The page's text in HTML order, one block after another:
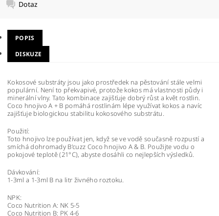
Dotaz
POPIS
DISKUZE
Kokosové substráty jsou jako prostředek na pěstování stále velmi
populární. Není to překvapivé, protože kokos má vlastnosti půdy i
minerální vlny. Tato kombinace zajišťuje dobrý růst a květ rostlin.
Coco hnojivo A + B pomáhá rostlinám lépe využívat kokos a navíc
zajišťuje biologickou stabilitu kokosového substrátu.
Použití:
Toto hnojivo lze používat jen, když se ve vodě současně rozpustí a
smíchá dohromady B’cuzz Coco hnojivo A & B. Použijte vodu o
pokojové teplotě (21°C), abyste dosáhli co nejlepších výsledků.
Dávkování:
1-3ml a 1-3ml B na litr živného roztoku.
NPK:
Coco Nutrition A: NK 5-5
Coco Nutrition B: PK 4-6